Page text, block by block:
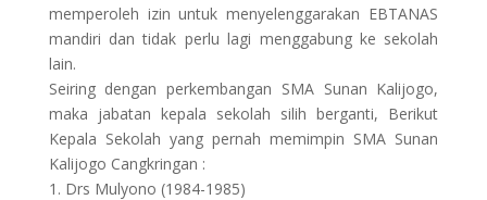
memperoleh izin untuk menyelenggarakan EBTANAS
mandiri dan tidak perlu lagi menggabung ke sekolah
lain.
Seiring dengan perkembangan SMA Sunan Kalijogo,
maka jabatan kepala sekolah silih berganti, Berikut
Kepala Sekolah yang pernah memimpin SMA Sunan
Kalijogo Cangkringan :
1. Drs Mulyono (1984-1985)